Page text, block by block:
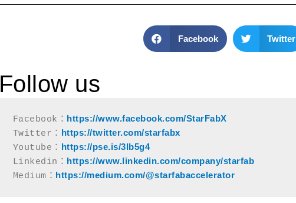
Facebook Twitter
Follow us
Facebook： https://www.facebook.com/StarFabX
Twitter： https://twitter.com/starfabx
Youtube： https://pse.is/3lb5g4
Linkedin： https://www.linkedin.com/company/starfab
Medium： https://medium.com/@starfabaccelerator